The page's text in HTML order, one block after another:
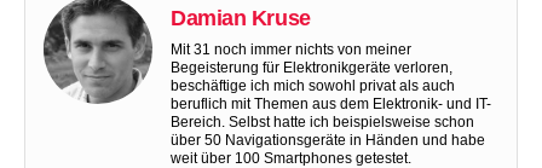
Damian Kruse
Mit 31 noch immer nichts von meiner
Begeisterung für Elektronikgeräte verloren,
beschäftige ich mich sowohl privat als auch
beruflich mit Themen aus dem Elektronik- und IT-
Bereich. Selbst hatte ich beispielsweise schon
über 50 Navigationsgeräte in Händen und habe
weit über 100 Smartphones getestet.